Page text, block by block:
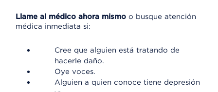
Llame al médico ahora mismo o busque atención
médica inmediata si:
Cree que alguien está tratando de
hacerle daño.
Oye voces.
Alguien a quien conoce tiene depresión